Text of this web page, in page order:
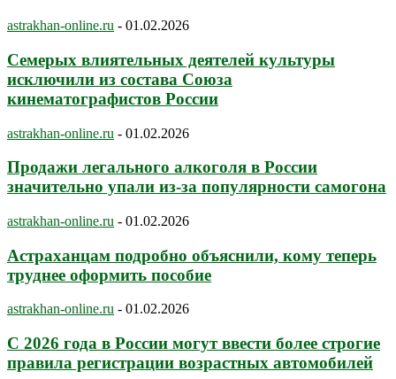
astrakhan-online.ru - 01.02.2026
Семерых влиятельных деятелей культуры
исключили из состава Союза
кинематографистов России
astrakhan-online.ru - 01.02.2026
Продажи легального алкоголя в России
значительно упали из-за популярности самогона
astrakhan-online.ru - 01.02.2026
Астраханцам подробно объяснили, кому теперь
труднее оформить пособие
astrakhan-online.ru - 01.02.2026
С 2026 года в России могут ввести более строгие
правила регистрации возрастных автомобилей